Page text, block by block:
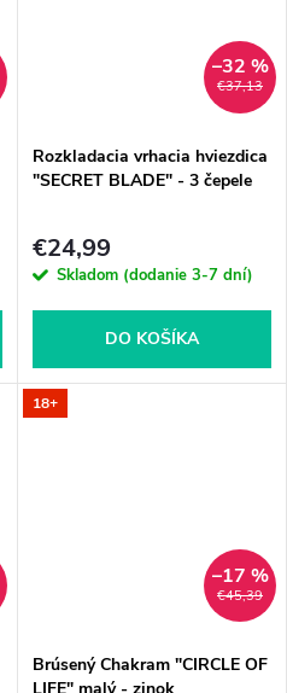
€37,13
–32 %
Rozkladacia vrhacia hviezdica
"SECRET BLADE" - 3 čepele
€24,99
Skladom (dodanie 3-7 dní)
DO KOŠÍKA
18+
€45,39
–17 %
Brúsený Chakram "CIRCLE OF